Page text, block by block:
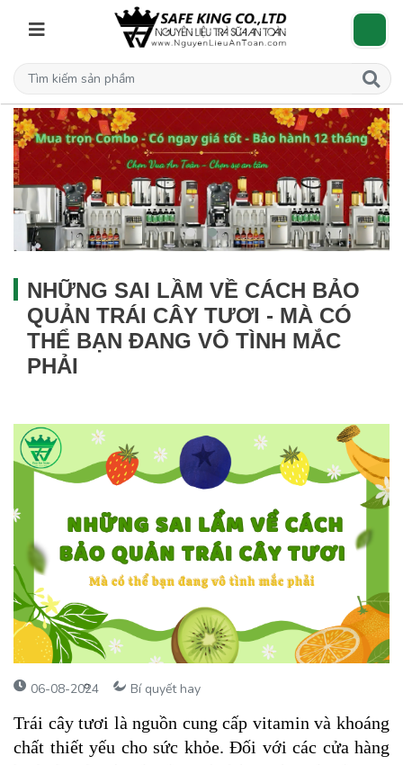
NHỮNG SAI LẦM VỀ CÁCH BẢO
QUẢN TRÁI CÂY TƯƠI - MÀ CÓ
THỂ BẠN ĐANG VÔ TÌNH MẮC
PHẢI
06-08-2024 Bí quyết hay
Trái cây tươi là nguồn cung cấp vitamin và khoáng
chất thiết yếu cho sức khỏe. Đối với các cửa hàng